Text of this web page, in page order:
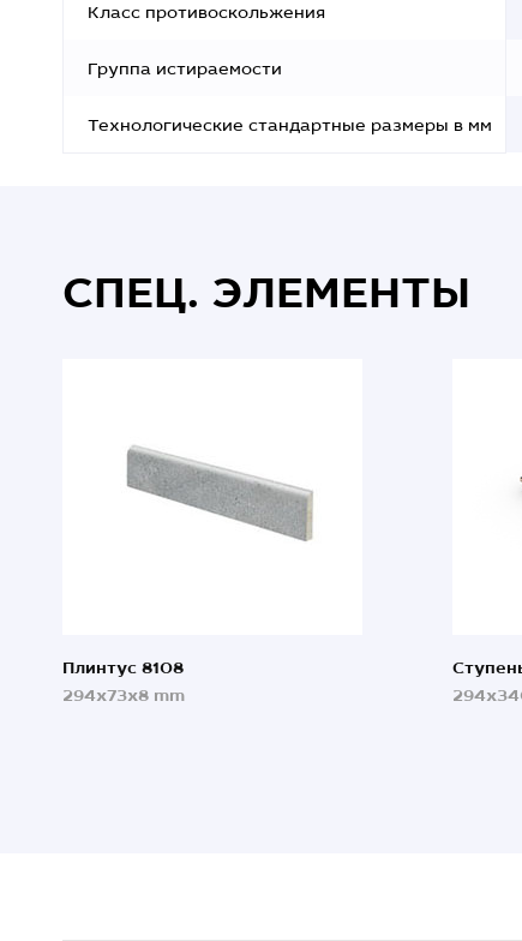
Класс противоскольжения
Группа истираемости
Технологические стандартные размеры в мм
СПЕЦ. ЭЛЕМЕНТЫ
Плинтус 8108
294x73x8 mm